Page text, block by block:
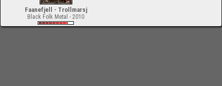
Faanefjell - Trollmarsj
Black Folk Metal - 2010